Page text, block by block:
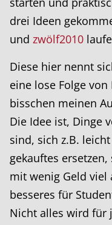
drei Ideen
und zwölf2010
Diese hier nennt
eine lose Folge
bisschen meinen
Die Idee ist, Dinge
sind, sich z.B.
gekauftes
mit wenig Geld viel
besseres für
Nicht alles wird für